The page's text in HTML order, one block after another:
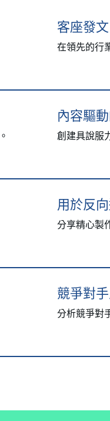
客座發文
在領先的行
內容驅
創建具說服
用於反
分享精心製
競爭對
分析競爭對